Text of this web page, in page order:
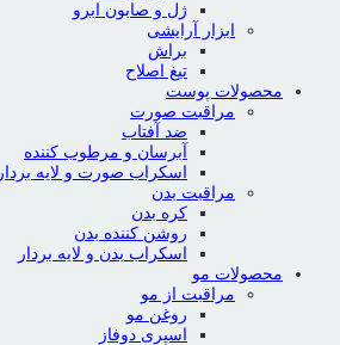
ژل و صابون ابرو
ابزار آرایشی
براش
تیغ اصلاح
محصولات پوست
مراقبت صورت
ضد آفتاب
آبرسان و مرطوب کننده
اسکراب صورت و لایه بردار
مراقبت بدن
کره بدن
روشن کننده بدن
اسکراب بدن و لایه بردار
محصولات مو
مراقبت از مو
روغن مو
اسپری دوفاز